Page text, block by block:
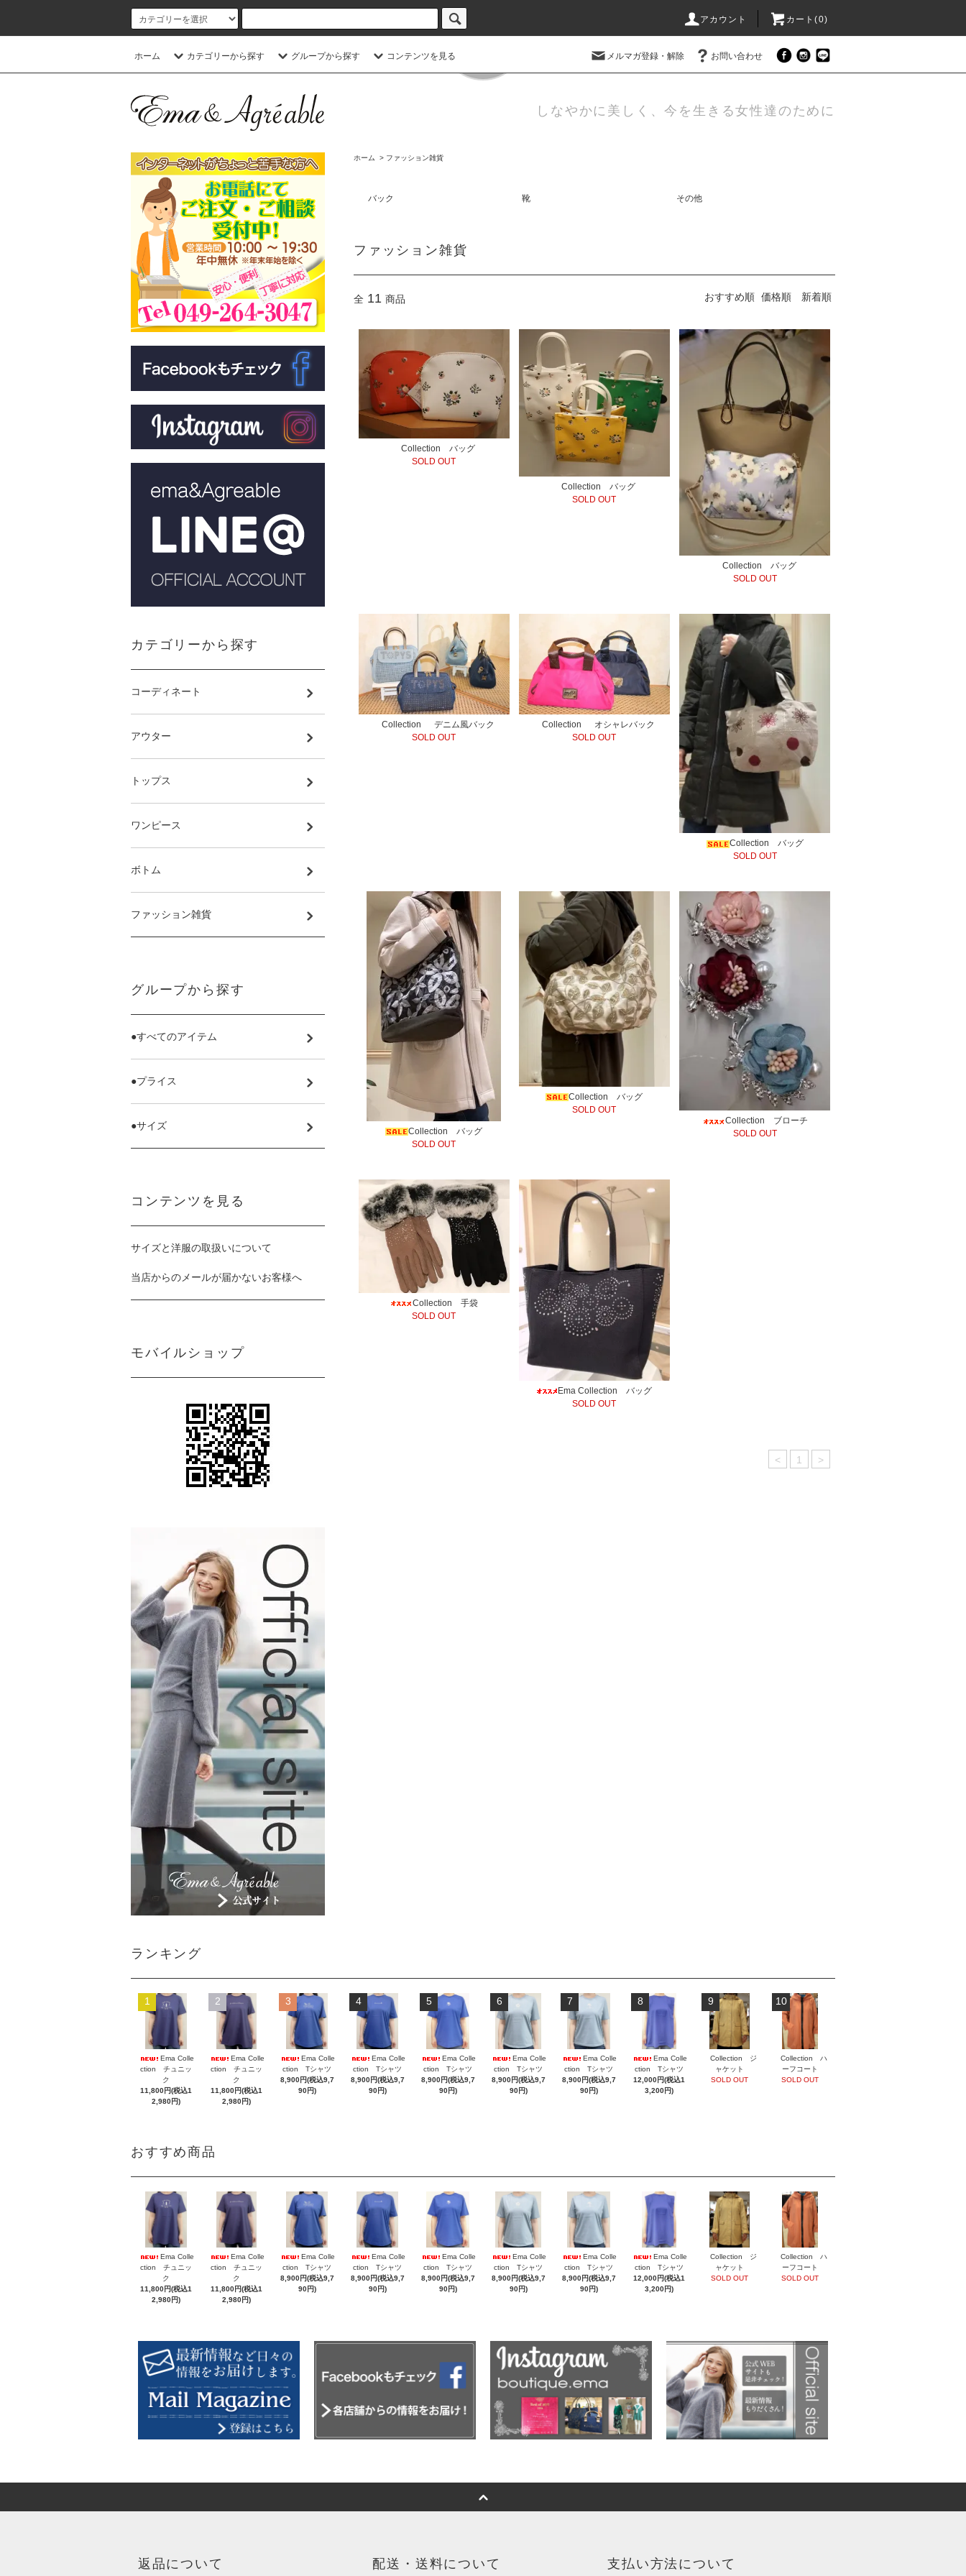
アカウント カート(0)
ホーム カテゴリーから探す グループから探す コンテンツを見る メルマガ登録・解除 お問い合わせ
しなやかに美しく、今を生きる女性達のために
Down
ホーム > ファッション雑貨
バック 靴 その他
ファッション雑貨
全 11 商品 おすすめ順 価格順 新着順
Collection バッグ
SOLD OUT
Collection バッグ
SOLD OUT
Collection バッグ
SOLD OUT
Collection デニム風バック
SOLD OUT
Collection オシャレバック
SOLD OUT
Collection バッグ
SOLD OUT
Collection バッグ
SOLD OUT
Collection バッグ
SOLD OUT
Collection ブローチ
SOLD OUT
Collection 手袋
SOLD OUT
Ema Collection バッグ
SOLD OUT
< 1 >
カテゴリーから探す
コーディネート
アウター
トップス
ワンピース
ボトム
ファッション雑貨
グループから探す
●すべてのアイテム
●プライス
●サイズ
コンテンツを見る
サイズと洋服の取扱いについて
当店からのメールが届かないお客様へ
モバイルショップ
ランキング
1
Ema Colle
ction チュニッ
ク
11,800円(税込1
2,980円)
2
Ema Colle
ction チュニッ
ク
11,800円(税込1
2,980円)
3
Ema Colle
ction Tシャツ
8,900円(税込9,7
90円)
4
Ema Colle
ction Tシャツ
8,900円(税込9,7
90円)
5
Ema Colle
ction Tシャツ
8,900円(税込9,7
90円)
6
Ema Colle
ction Tシャツ
8,900円(税込9,7
90円)
7
Ema Colle
ction Tシャツ
8,900円(税込9,7
90円)
8
Ema Colle
ction Tシャツ
12,000円(税込1
3,200円)
9
Collection ジ
ャケット
SOLD OUT
10
Collection ハ
ーフコート
SOLD OUT
おすすめ商品
Ema Colle
ction チュニッ
ク
11,800円(税込1
2,980円)
Ema Colle
ction チュニッ
ク
11,800円(税込1
2,980円)
Ema Colle
ction Tシャツ
8,900円(税込9,7
90円)
Ema Colle
ction Tシャツ
8,900円(税込9,7
90円)
Ema Colle
ction Tシャツ
8,900円(税込9,7
90円)
Ema Colle
ction Tシャツ
8,900円(税込9,7
90円)
Ema Colle
ction Tシャツ
8,900円(税込9,7
90円)
Ema Colle
ction Tシャツ
12,000円(税込1
3,200円)
Collection ジ
ャケット
SOLD OUT
Collection ハ
ーフコート
SOLD OUT
返品について 配送・送料について 支払い方法について